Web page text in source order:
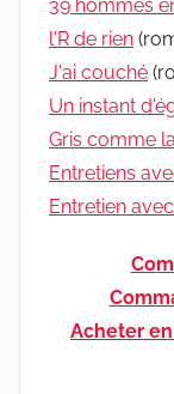
39 hommes
l'R de rien
J'ai couché
Un instant
Gris comme
Entretiens
Entretien
Acheter